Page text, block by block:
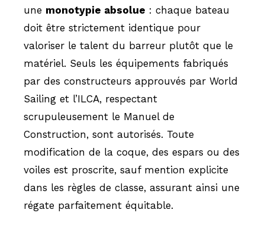
une monotypie absolue : chaque bateau
doit être strictement identique pour
valoriser le talent du barreur plutôt que le
matériel. Seuls les équipements fabriqués
par des constructeurs approuvés par World
Sailing et l’ILCA, respectant
scrupuleusement le Manuel de
Construction, sont autorisés. Toute
modification de la coque, des espars ou des
voiles est proscrite, sauf mention explicite
dans les règles de classe, assurant ainsi une
régate parfaitement équitable.